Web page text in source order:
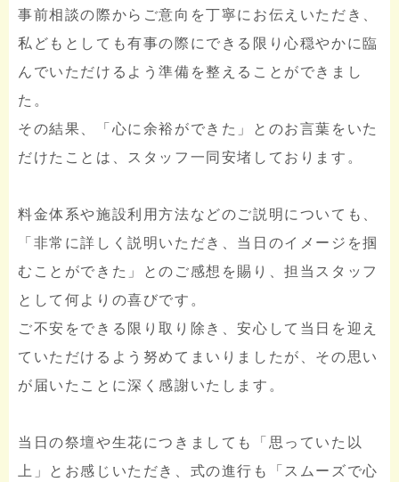
事前相談の際からご意向を丁寧にお伝えいただき、
私どもとしても有事の際にできる限り心穏やかに臨
んでいただけるよう準備を整えることができまし
た。
その結果、「心に余裕ができた」とのお言葉をいた
だけたことは、スタッフ一同安堵しております。
料金体系や施設利用方法などのご説明についても、
「非常に詳しく説明いただき、当日のイメージを掴
むことができた」とのご感想を賜り、担当スタッフ
として何よりの喜びです。
ご不安をできる限り取り除き、安心して当日を迎え
ていただけるよう努めてまいりましたが、その思い
が届いたことに深く感謝いたします。
当日の祭壇や生花につきましても「思っていた以
上」とお感じいただき、式の進行も「スムーズで心